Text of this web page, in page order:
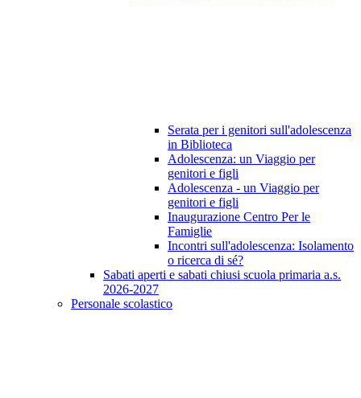
Serata per i genitori sull'adolescenza
in Biblioteca
Adolescenza: un Viaggio per
genitori e figli
Adolescenza - un Viaggio per
genitori e figli
Inaugurazione Centro Per le
Famiglie
Incontri sull'adolescenza: Isolamento
o ricerca di sé?
Sabati aperti e sabati chiusi scuola primaria a.s.
2026-2027
Personale scolastico